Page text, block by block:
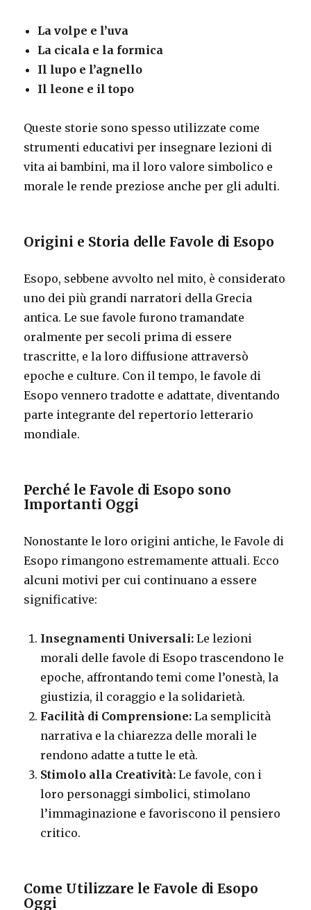
La volpe e l’uva
La cicala e la formica
Il lupo e l’agnello
Il leone e il topo
Queste storie sono spesso utilizzate come
strumenti educativi per insegnare lezioni di
vita ai bambini, ma il loro valore simbolico e
morale le rende preziose anche per gli adulti.
Origini e Storia delle Favole di Esopo
Esopo, sebbene avvolto nel mito, è considerato
uno dei più grandi narratori della Grecia
antica. Le sue favole furono tramandate
oralmente per secoli prima di essere
trascritte, e la loro diffusione attraversò
epoche e culture. Con il tempo, le favole di
Esopo vennero tradotte e adattate, diventando
parte integrante del repertorio letterario
mondiale.
Perché le Favole di Esopo sono
Importanti Oggi
Nonostante le loro origini antiche, le Favole di
Esopo rimangono estremamente attuali. Ecco
alcuni motivi per cui continuano a essere
significative:
Insegnamenti Universali: Le lezioni
morali delle favole di Esopo trascendono le
epoche, affrontando temi come l’onestà, la
giustizia, il coraggio e la solidarietà.
Facilità di Comprensione: La semplicità
narrativa e la chiarezza delle morali le
rendono adatte a tutte le età.
Stimolo alla Creatività: Le favole, con i
loro personaggi simbolici, stimolano
l’immaginazione e favoriscono il pensiero
critico.
Come Utilizzare le Favole di Esopo
Oggi